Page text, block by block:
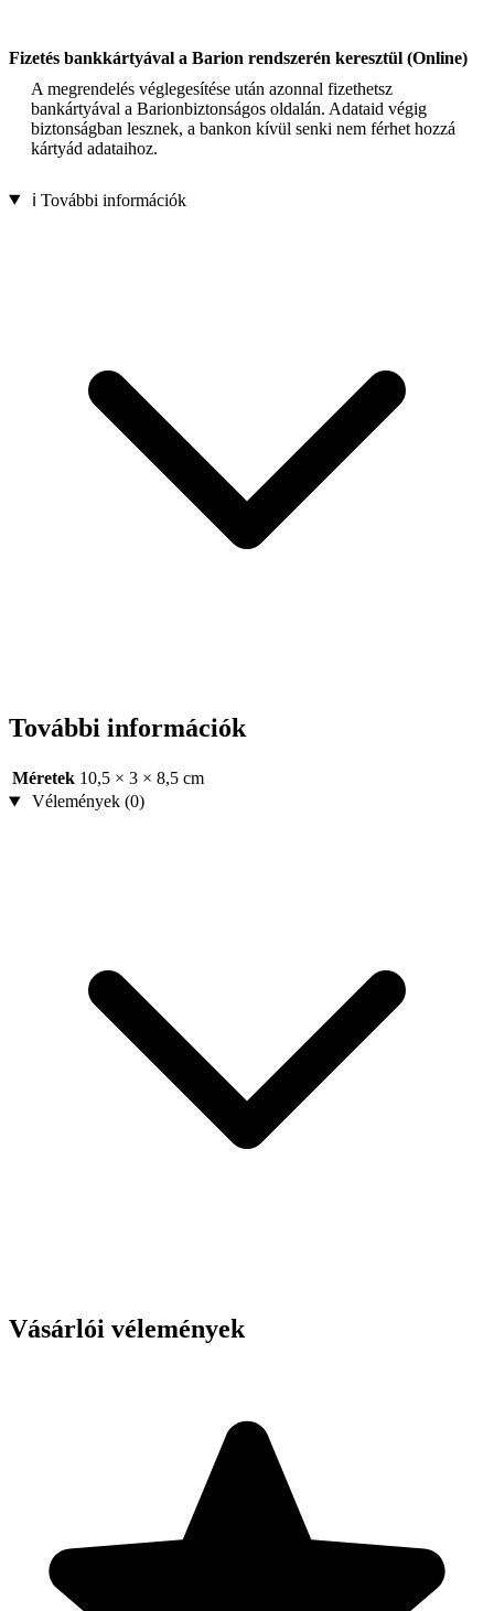
Fizetés bankkártyával a Barion rendszerén keresztül (Online)
A megrendelés véglegesítése után azonnal fizethetsz
bankártyával a Barionbiztonságos oldalán. Adataid végig
biztonságban lesznek, a bankon kívül senki nem férhet hozzá
kártyád adataihoz.
ℹ️ További információk
További információk
Méretek 10,5 × 3 × 8,5 cm
Vélemények (0)
Vásárlói vélemények